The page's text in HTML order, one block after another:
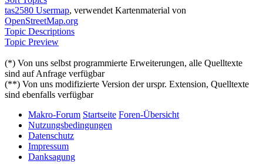
tas2580 Usermap, verwendet Kartenmaterial von
OpenStreetMap.org
Topic Descriptions
Topic Preview
(*) Von uns selbst programmierte Erweiterungen, alle Quelltexte
sind auf Anfrage verfügbar
(**) Von uns modifizierte Version der urspr. Extension, Quelltexte
sind ebenfalls verfügbar
Makro-Forum Startseite Foren-Übersicht
Nutzungsbedingungen
Datenschutz
Impressum
Danksagung